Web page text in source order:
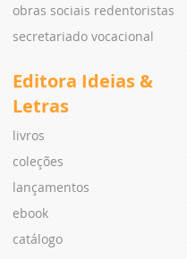
obras sociais redentoristas
secretariado vocacional
Editora Ideias &
Letras
livros
coleções
lançamentos
ebook
catálogo